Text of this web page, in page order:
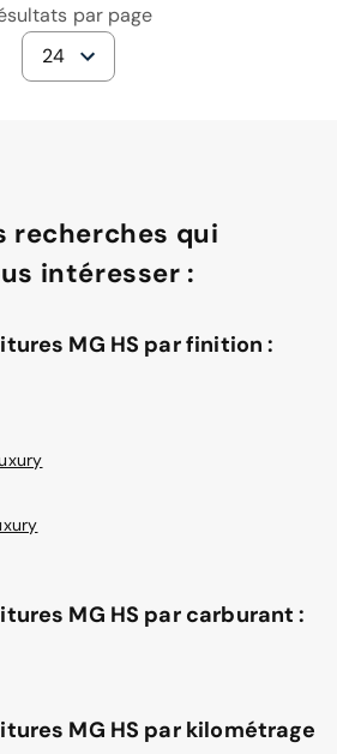
par page
24
recherches qui
intéresser :
MG HS par finition :
MG HS par carburant :
MG HS par kilométrage